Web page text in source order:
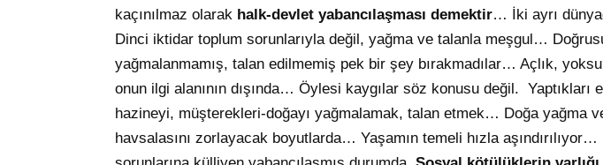
kaçınılmaz olarak halk-devlet yabancılaşması demektir… İki ayrı
Dinci iktidar toplum sorunlarıyla değil, yağma ve talanla meşgul…
yağmalanmamış, talan edilmemiş pek bir şey bırakmadılar… Açlık,
onun ilgi alanının dışında… Öylesi kaygılar söz konusu değil. Yaptıkları
hazineyi, müşterekleri-doğayı yağmalamak, talan etmek… Doğa yağma
havsalasını zorlayacak boyutlarda… Yaşamın temeli hızla